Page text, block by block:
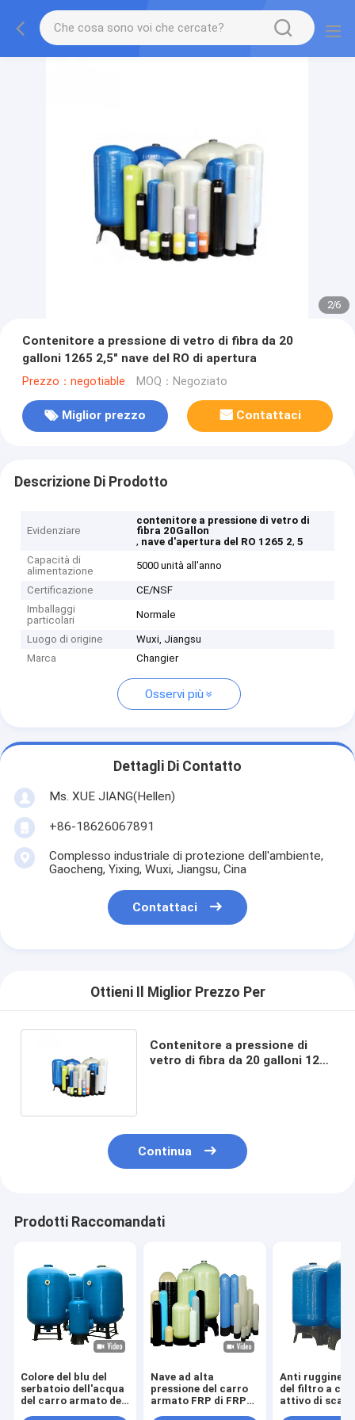
2/6
Contenitore a pressione di vetro di fibra da 20
galloni 1265 2,5" nave del RO di apertura
Prezzo：negotiable MOQ：Negoziato
Miglior prezzo Contattaci
Descrizione Di Prodotto
Evidenziare
contenitore a pressione di vetro di
fibra 20Gallon
, nave d'apertura del RO 1265 2,5
Capacità di
alimentazione
5000 unità all'anno
Certificazione
CE/NSF
Imballaggi
particolari
Normale
Luogo di origine
Wuxi, Jiangsu
Marca
Changier
Osservi più
Dettagli Di Contatto
Ms. XUE JIANG(Hellen)
+86-18626067891
Complesso industriale di protezione dell'ambiente,
Gaocheng, Yixing, Wuxi, Jiangsu, Cina
Contattaci
Ottieni Il Miglior Prezzo Per
Contenitore a pressione di
vetro di fibra da 20 galloni 1265
Continua
Prodotti Raccomandati
Colore del blu del
serbatoio dell'acqua
del carro armato del
Nave ad alta
pressione del carro
armato FRP di FRP
Anti ruggine
del filtro a
attivo di